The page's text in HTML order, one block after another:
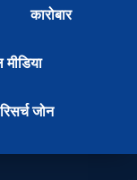
कारोबार
रिसर्च जोन